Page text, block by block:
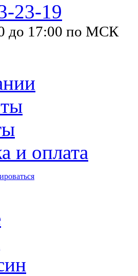
23-19
до 17:00 по МСК
и оплата